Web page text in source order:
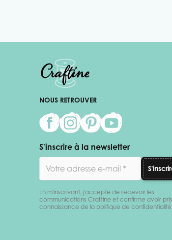
NOUS RETROUVER
S'inscrire à la newsletter
En m'inscrivant, j'accepte de recevoir les
communications Craftine et confirme avoir pris
connaissance de la politique de confidentialité